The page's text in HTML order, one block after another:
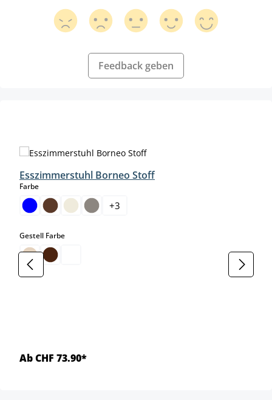
Feedback geben
Esszimmerstuhl Borneo Stoff
Farbeauswählen
+3
Gestell Farbeauswählen
Ab CHF 73.90*